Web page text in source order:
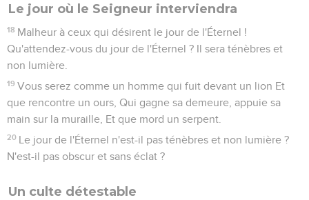
Le jour où le Seigneur interviendra
18 Malheur à ceux qui désirent le jour de l'Éternel !
Qu'attendez-vous du jour de l'Éternel ? Il sera ténèbres et
non lumière.
19 Vous serez comme un homme qui fuit devant un lion Et
que rencontre un ours, Qui gagne sa demeure, appuie sa
main sur la muraille, Et que mord un serpent.
20 Le jour de l'Éternel n'est-il pas ténèbres et non lumière ?
N'est-il pas obscur et sans éclat ?
Un culte détestable